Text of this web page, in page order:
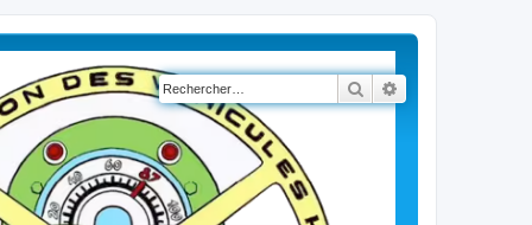
Rechercher